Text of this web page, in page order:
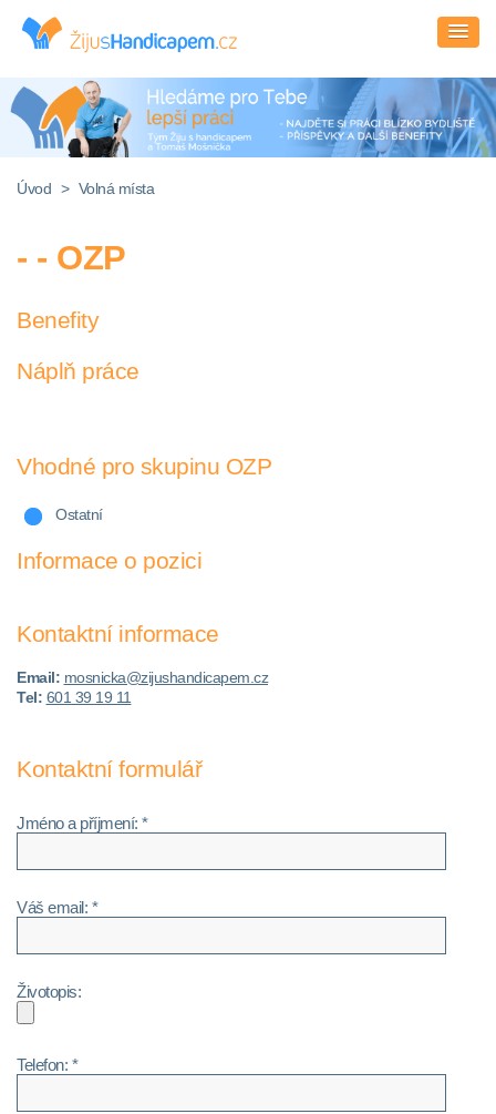
Úvod > Volná místa
- - OZP
Benefity
Náplň práce
Vhodné pro skupinu OZP
Ostatní
Informace o pozici
Kontaktní informace
Email: mosnicka@zijushandicapem.cz
Tel: 601 39 19 11
Kontaktní formulář
Jméno a příjmení: *
Váš email: *
Životopis:
Telefon: *